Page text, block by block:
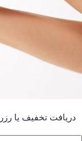
دریافت تخفیف یا